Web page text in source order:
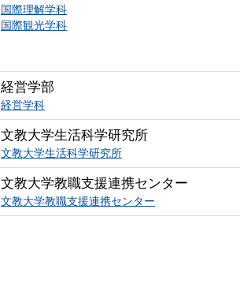
国際理解学科
国際観光学科
経営学部
経営学科
文教大学生活科学研究所
文教大学生活科学研究所
文教大学教職支援連携センター
文教大学教職支援連携センター